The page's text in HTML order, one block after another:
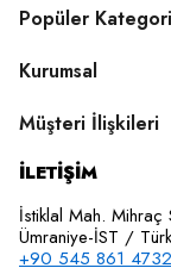
Popüler
Kurumsal
Müşteri İlişkileri
İLETİŞİM
İstiklal Mah. Mihraç
Ümraniye-İST /
+90 545 861 4732